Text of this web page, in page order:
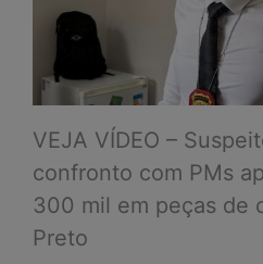
VEJA VÍDEO –
confronto com PMs
300 mil em peças de
Preto